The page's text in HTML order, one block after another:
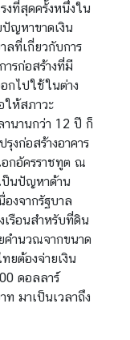
งที่สุดครั้งหนึ่งใน
ญหาขาดเงิน
ลที่เกี่ยวกับการ
ารก่อสร้างที่มี
กไปใช้ในต่าง
ให้สภาวะ
นานกว่า 12 ปี ก็
งก่อสร้างอาคาร
อกอัครราชทูต ณ
ป็นปัญหาด้าน
งจากรัฐบาล
รือนสำหรับที่ดิน
คำนวณจากขนาด
ยต้องจ่ายเงิน
ดอลลาร์
มาเป็นเวลาถึง